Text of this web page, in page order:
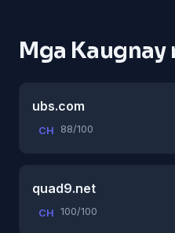
Mga Kaugnay
ubs.com
CH 88/100
quad9.net
CH 100/100